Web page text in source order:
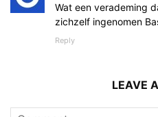
Wat een verademing
zichzelf ingenomen
Reply
LEAVE